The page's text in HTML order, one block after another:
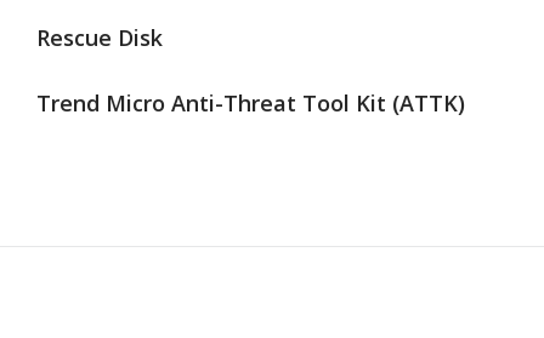
Rescue Disk
Trend Micro Anti-Threat Tool Kit (ATTK)